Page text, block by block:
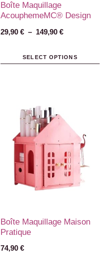
Boîte Maquillage
AcouphemeMC® Design
29,90 € – 149,90 €
SELECT OPTIONS
Boîte Maquillage Maison
Pratique
74,90 €